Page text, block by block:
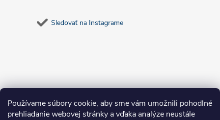
Používame súbory cookie, aby sme vám umožnili pohodlné
prehliadanie webovej stránky a vďaka analýze neustále
Sledovať na Instagrame